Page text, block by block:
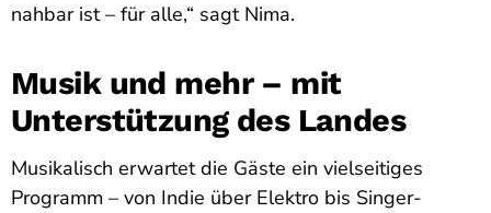
nahbar ist – für alle,“ sagt Nima.
Musik und mehr – mit
Unterstützung des Landes
Musikalisch erwartet die Gäste ein vielseitiges
Programm – von Indie über Elektro bis Singer-